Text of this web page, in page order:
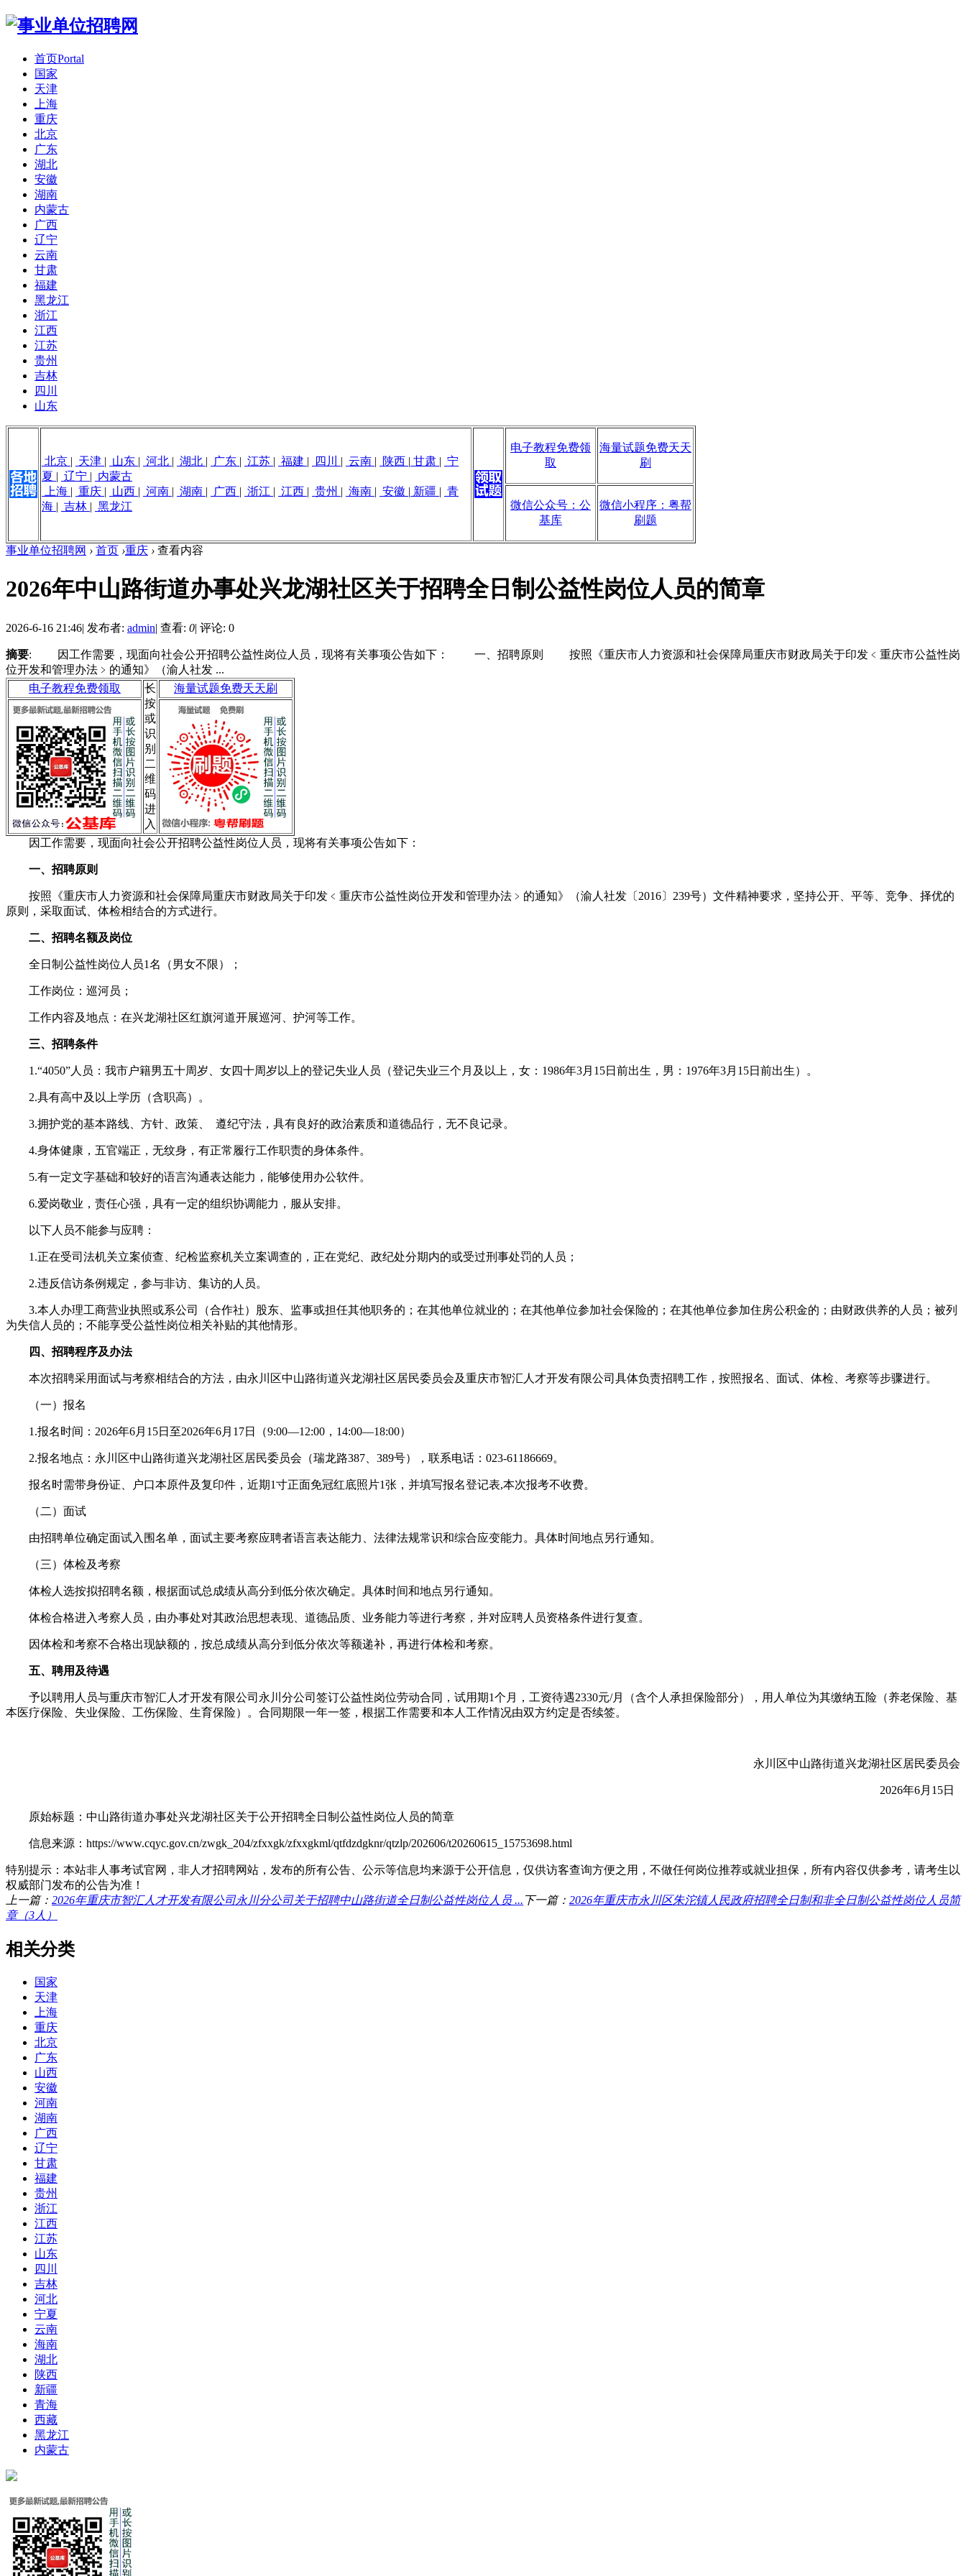
首页Portal
国家
天津
上海
重庆
北京
广东
湖北
安徽
湖南
内蒙古
广西
辽宁
云南
甘肃
福建
黑龙江
浙江
江西
江苏
贵州
吉林
四川
山东
北京 | 天津 | 山东 | 河北 | 湖北 | 广东 | 江苏 | 福建 | 四川 | 云南 | 陕西 | 甘肃 | 宁
夏 | 辽宁 | 内蒙古
上海 | 重庆 | 山西 | 河南 | 湖南 | 广西 | 浙江 | 江西 | 贵州 | 海南 | 安徽 | 新疆 | 青
海 | 吉林 | 黑龙江
电子教程免费领
取
海量试题免费天天
刷
微信公众号：公
基库
微信小程序：粤帮
刷题
事业单位招聘网 › 首页 ›重庆 › 查看内容
2026年中山路街道办事处兴龙湖社区关于招聘全日制公益性岗位人员的简章
2026-6-16 21:46| 发布者: admin| 查看: 0| 评论: 0
摘要: 因工作需要，现面向社会公开招聘公益性岗位人员，现将有关事项公告如下： 一、招聘原则 按照《重庆市人力资源和社会保障局重庆市财政局关于印发﹤重庆市公益性岗
位开发和管理办法﹥的通知》（渝人社发 ...
电子教程免费领取
长
按
或
识
别
二
维
码
进
入
海量试题免费天天刷
因工作需要，现面向社会公开招聘公益性岗位人员，现将有关事项公告如下：
一、招聘原则
按照《重庆市人力资源和社会保障局重庆市财政局关于印发﹤重庆市公益性岗位开发和管理办法﹥的通知》（渝人社发〔2016〕239号）文件精神要求，坚持公开、平等、竞争、择优的
原则，采取面试、体检相结合的方式进行。
二、招聘名额及岗位
全日制公益性岗位人员1名（男女不限）；
工作岗位：巡河员；
工作内容及地点：在兴龙湖社区红旗河道开展巡河、护河等工作。
三、招聘条件
1.“4050”人员：我市户籍男五十周岁、女四十周岁以上的登记失业人员（登记失业三个月及以上，女：1986年3月15日前出生，男：1976年3月15日前出生）。
2.具有高中及以上学历（含职高）。
3.拥护党的基本路线、方针、政策、 遵纪守法，具有良好的政治素质和道德品行，无不良记录。
4.身体健康，五官端正，无纹身，有正常履行工作职责的身体条件。
5.有一定文字基础和较好的语言沟通表达能力，能够使用办公软件。
6.爱岗敬业，责任心强，具有一定的组织协调能力，服从安排。
以下人员不能参与应聘：
1.正在受司法机关立案侦查、纪检监察机关立案调查的，正在党纪、政纪处分期内的或受过刑事处罚的人员；
2.违反信访条例规定，参与非访、集访的人员。
3.本人办理工商营业执照或系公司（合作社）股东、监事或担任其他职务的；在其他单位就业的；在其他单位参加社会保险的；在其他单位参加住房公积金的；由财政供养的人员；被列
为失信人员的；不能享受公益性岗位相关补贴的其他情形。
四、招聘程序及办法
本次招聘采用面试与考察相结合的方法，由永川区中山路街道兴龙湖社区居民委员会及重庆市智汇人才开发有限公司具体负责招聘工作，按照报名、面试、体检、考察等步骤进行。
（一）报名
1.报名时间：2026年6月15日至2026年6月17日（9:00—12:00，14:00—18:00）
2.报名地点：永川区中山路街道兴龙湖社区居民委员会（瑞龙路387、389号），联系电话：023-61186669。
报名时需带身份证、户口本原件及复印件，近期1寸正面免冠红底照片1张，并填写报名登记表,本次报考不收费。
（二）面试
由招聘单位确定面试入围名单，面试主要考察应聘者语言表达能力、法律法规常识和综合应变能力。具体时间地点另行通知。
（三）体检及考察
体检人选按拟招聘名额，根据面试总成绩从高分到低分依次确定。具体时间和地点另行通知。
体检合格进入考察人员，由办事处对其政治思想表现、道德品质、业务能力等进行考察，并对应聘人员资格条件进行复查。
因体检和考察不合格出现缺额的，按总成绩从高分到低分依次等额递补，再进行体检和考察。
五、聘用及待遇
予以聘用人员与重庆市智汇人才开发有限公司永川分公司签订公益性岗位劳动合同，试用期1个月，工资待遇2330元/月（含个人承担保险部分），用人单位为其缴纳五险（养老保险、基
本医疗保险、失业保险、工伤保险、生育保险）。合同期限一年一签，根据工作需要和本人工作情况由双方约定是否续签。
永川区中山路街道兴龙湖社区居民委员会
2026年6月15日
原始标题：中山路街道办事处兴龙湖社区关于公开招聘全日制公益性岗位人员的简章
信息来源：https://www.cqyc.gov.cn/zwgk_204/zfxxgk/zfxxgkml/qtfdzdgknr/qtzlp/202606/t20260615_15753698.html
特别提示：本站非人事考试官网，非人才招聘网站，发布的所有公告、公示等信息均来源于公开信息，仅供访客查询方便之用，不做任何岗位推荐或就业担保，所有内容仅供参考，请考生以
权威部门发布的公告为准！
上一篇： 2026年重庆市智汇人才开发有限公司永川分公司关于招聘中山路街道全日制公益性岗位人员 ... 下一篇： 2026年重庆市永川区朱沱镇人民政府招聘全日制和非全日制公益性岗位人员简
章（3人）
相关分类
国家
天津
上海
重庆
北京
广东
山西
安徽
河南
湖南
广西
辽宁
甘肃
福建
贵州
浙江
江西
江苏
山东
四川
吉林
河北
宁夏
云南
海南
湖北
陕西
新疆
青海
西藏
黑龙江
内蒙古